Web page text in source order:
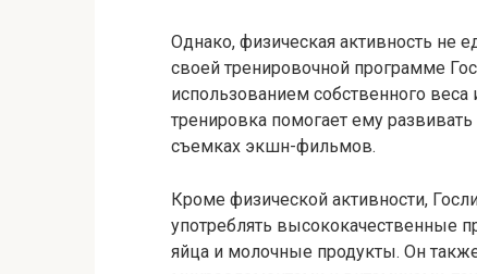
Однако, физическая активность не
своей тренировочной программе
использованием собственного
тренировка помогает ему
съемках экшн-фильмов.
Кроме физической активности,
употреблять высококачественные
яйца и молочные продукты. Он